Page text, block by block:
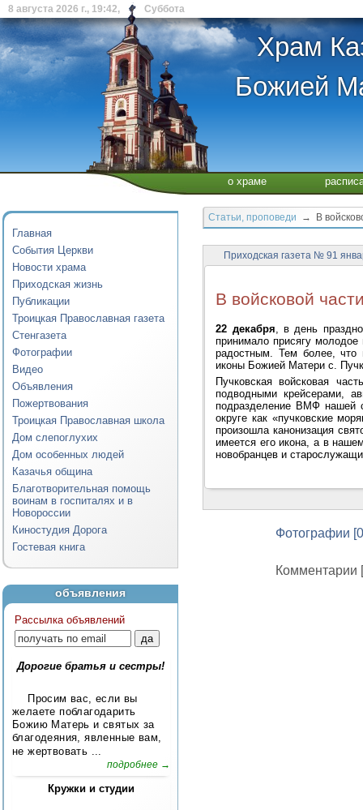
8 августа 2026 г., 19:42, Суббота
Храм
Божией
о храме
Главная
События Церкви
Новости храма
Приходская жизнь
Публикации
Троицкая Православная газета
Стенгазета
Фотографии
Видео
Объявления
Пожертвования
Троицкая Православная школа
Дом слепоглухих
Дом особенных людей
Казачья община
Благотворительная помощь
воинам в госпиталях и в
Новороссии
Киностудия Дорога
Гостевая книга
объявления
Рассылка объявлений
Дорогие братья и сестры!
Просим вас, если вы
желаете поблагодарить
Божию Матерь и святых за
благодеяния, явленные вам,
не жертвовать ...
подробнее →
Кружки и студии
Статьи, проповеди → В
Приходская газета № 91
В войсковой
22 декабря, в день
принимало присягу
радостным. Тем более, что
иконы Божией Матери с.
Пучковская войсковая
подводными крейсерами,
подразделение ВМФ нашей
округе как «пучковские
произошла канонизация
имеется его икона, а в
новобранцев и
Фотографии
Комментарии